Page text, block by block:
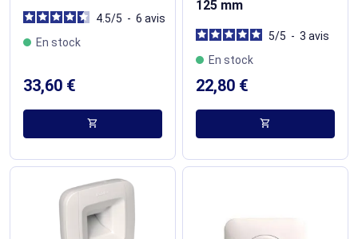
4.5/5 - 6 avis
En stock
33,60 €
shopping_cart
125 mm
5/5 - 3 avis
En stock
22,80 €
shopping_cart